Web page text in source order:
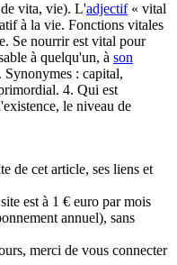
vita, vie). L'adjectif« vital
à la vie. Fonctions vitales
Se nourrir est vital pour
à quelqu'un, à son
: capital,
4. Qui est
le niveau de
de cet article, ses liens et
est à 1 € euro par mois
annuel), sans
merci de vous connecter